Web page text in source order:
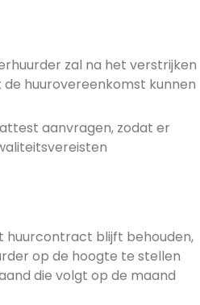
zal na het verstrijken
huurovereenkomst kunnen
aanvragen, zodat er
huurcontract blijft behouden,
op de hoogte te stellen
die volgt op de maand